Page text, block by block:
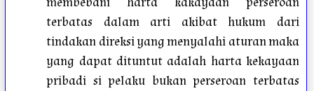
terbatas dalam arti akibat hukum dari
tindakan direksi yang menyalahi aturan maka
yang dapat dituntut adalah harta kekayaan
pribadi si pelaku bukan perseroan terbatas